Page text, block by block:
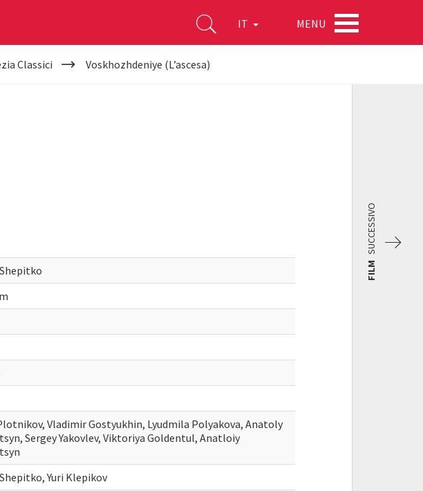
IT MENU
Classici Voskhozhdeniye (L’ascesa)
Vladimir Gostyukhin, Lyudmila Polyakova, Anatoly
Sergey Yakovlev, Viktoriya Goldentul, Anatloiy
Yuri Klepikov
FILM
SUCCESSIVO